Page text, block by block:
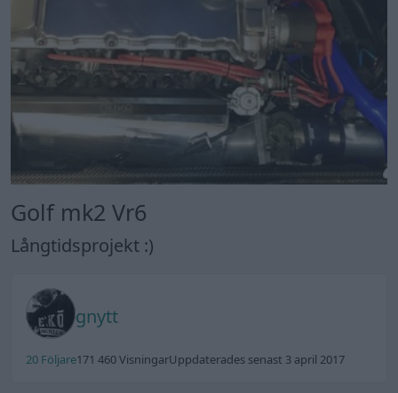
Golf mk2 Vr6
Långtidsprojekt :)
gnytt
20 Följare171 460 VisningarUppdaterades senast 3 april 2017